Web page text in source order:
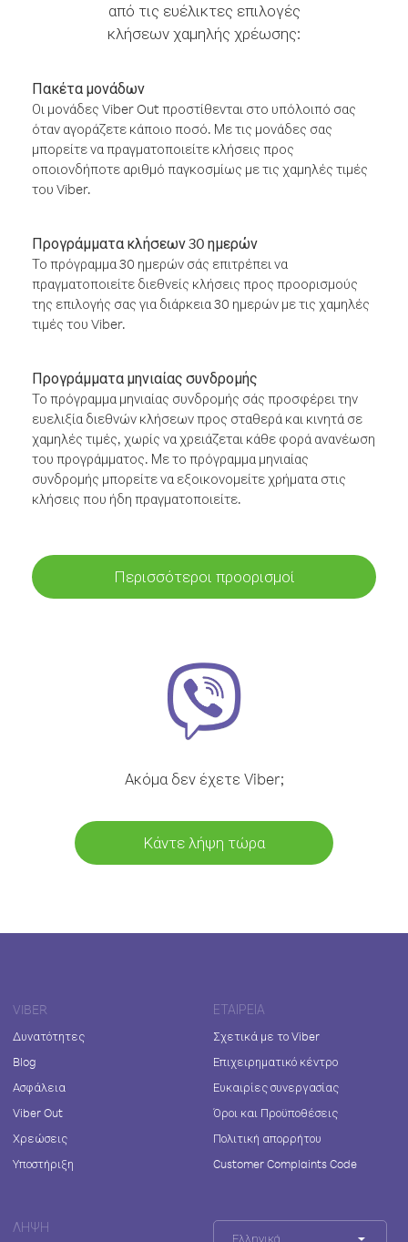
από τις ευέλικτες επιλογές
κλήσεων χαμηλής χρέωσης:
Πακέτα μονάδων
Οι μονάδες Viber Out προστίθενται στο υπόλοιπό σας
όταν αγοράζετε κάποιο ποσό. Με τις μονάδες σας
μπορείτε να πραγματοποιείτε κλήσεις προς
οποιονδήποτε αριθμό παγκοσμίως με τις χαμηλές τιμές
του Viber.
Προγράμματα κλήσεων 30 ημερών
Το πρόγραμμα 30 ημερών σάς επιτρέπει να
πραγματοποιείτε διεθνείς κλήσεις προς προορισμούς
της επιλογής σας για διάρκεια 30 ημερών με τις χαμηλές
τιμές του Viber.
Προγράμματα μηνιαίας συνδρομής
Το πρόγραμμα μηνιαίας συνδρομής σάς προσφέρει την
ευελιξία διεθνών κλήσεων προς σταθερά και κινητά σε
χαμηλές τιμές, χωρίς να χρειάζεται κάθε φορά ανανέωση
του προγράμματος. Με το πρόγραμμα μηνιαίας
συνδρομής μπορείτε να εξοικονομείτε χρήματα στις
κλήσεις που ήδη πραγματοποιείτε.
Περισσότεροι προορισμοί
Ακόμα δεν έχετε Viber;
Κάντε λήψη τώρα
VIBER
Δυνατότητες
Blog
Ασφάλεια
Viber Out
Χρεώσεις
Υποστήριξη
ΕΤΑΙΡΕΊΑ
Σχετικά με το Viber
Επιχειρηματικό κέντρο
Ευκαιρίες συνεργασίας
Όροι και Προϋποθέσεις
Πολιτική απορρήτου
Customer Complaints Code
ΛΉΨΗ
Ελληνικά